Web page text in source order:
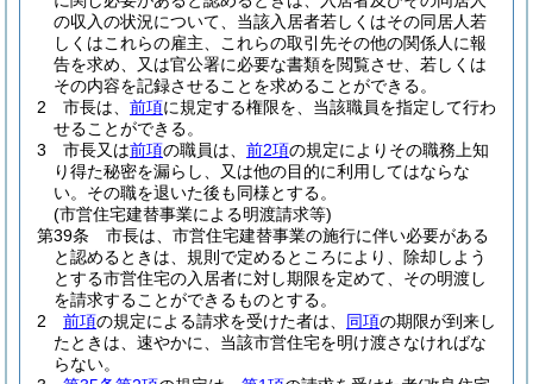
の収入の状況について、当該入居者若しくはその同居人若
しくはこれらの雇主、これらの取引先その他の関係人に報
告を求め、又は官公署に必要な書類を閲覧させ、若しくは
その内容を記録させることを求めることができる。
2
市長は、 前項に規定する権限を、当該職員を指定して行わ
せることができる。
3
市長又は前項の職員は、 前2項の規定によりその職務上知
り得た秘密を漏らし、又は他の目的に利用してはならな
い。 その職を退いた後も同様とする。
(市営住宅建替事業による明渡請求等)
第39条
市長は、市営住宅建替事業の施行に伴い必要がある
と認めるときは、規則で定めるところにより、除却しよう
とする市営住宅の入居者に対し期限を定めて、その明渡し
を請求することができるものとする。
2
前項の規定による請求を受けた者は、 同項の期限が到来し
たときは、速やかに、当該市営住宅を明け渡さなければな
らない。